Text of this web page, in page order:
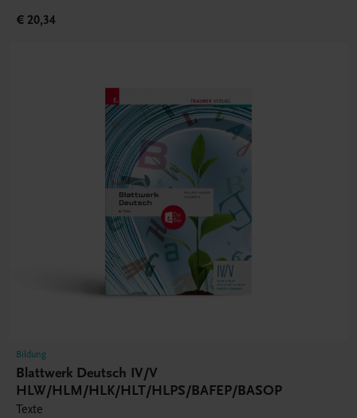
€ 20,34
Bildung
Blattwerk Deutsch IV/V
HLW/HLM/HLK/HLT/HLPS/BAFEP/BASOP
Texte